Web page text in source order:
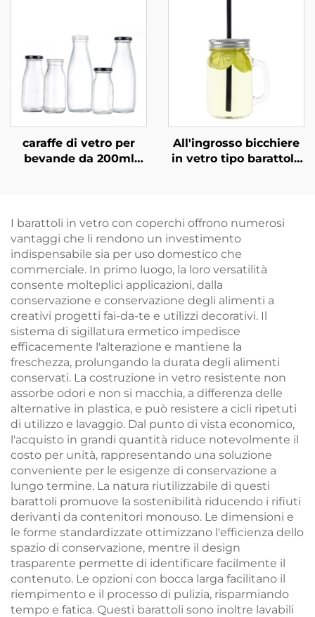
base di succo, vino e
vodka
caraffe di vetro per
bevande da 200ml
All'ingrosso bicchiere
in vetro tipo barattolo
I barattoli in vetro con coperchi offrono numerosi
vantaggi che li rendono un investimento
indispensabile sia per uso domestico che
commerciale. In primo luogo, la loro versatilità
consente molteplici applicazioni, dalla
conservazione e conservazione degli alimenti a
creativi progetti fai-da-te e utilizzi decorativi. Il
sistema di sigillatura ermetico impedisce
efficacemente l'alterazione e mantiene la
freschezza, prolungando la durata degli alimenti
conservati. La costruzione in vetro resistente non
assorbe odori e non si macchia, a differenza delle
alternative in plastica, e può resistere a cicli ripetuti
di utilizzo e lavaggio. Dal punto di vista economico,
l'acquisto in grandi quantità riduce notevolmente il
costo per unità, rappresentando una soluzione
conveniente per le esigenze di conservazione a
lungo termine. La natura riutilizzabile di questi
barattoli promuove la sostenibilità riducendo i rifiuti
derivanti da contenitori monouso. Le dimensioni e
le forme standardizzate ottimizzano l'efficienza dello
spazio di conservazione, mentre il design
trasparente permette di identificare facilmente il
contenuto. Le opzioni con bocca larga facilitano il
riempimento e il processo di pulizia, risparmiando
tempo e fatica. Questi barattoli sono inoltre lavabili